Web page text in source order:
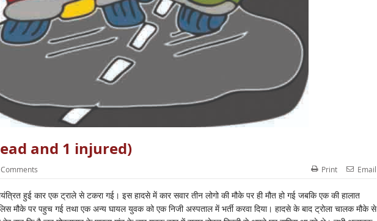
and 1 injured)
Print Email
हुई कार एक ट्राले से टकरा गई। इस हादसे में कार सवार तीन लोगो की मौके पर ही मौत हो गई जबकि एक की हालात
मौके पर पहुच गई तथा एक अन्य घायल युवक को एक निजी अस्पताल में भर्ती करवा दिया। हादसे के बाद ट्रोला चालक मौके से